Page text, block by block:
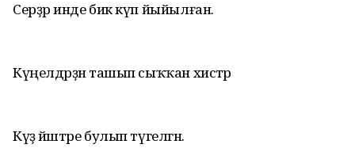
Серҙәр инде бик күп йыйылған.
Күңелдәрҙән ташып сыҡҡан хистәр
Күҙ йәштәре булып түгелгән.